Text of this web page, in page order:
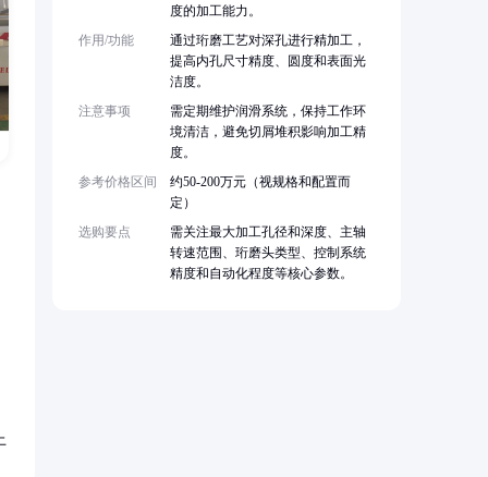
度的加工能力。
作用/功能
通过珩磨工艺对深孔进行精加工，
提高内孔尺寸精度、圆度和表面光
洁度。
注意事项
需定期维护润滑系统，保持工作环
境清洁，避免切屑堆积影响加工精
度。
参考价格区间
约50-200万元（视规格和配置而
定）
选购要点
需关注最大加工孔径和深度、主轴
转速范围、珩磨头类型、控制系统
精度和自动化程度等核心参数。